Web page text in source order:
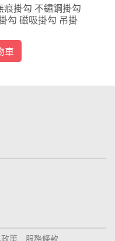
掛勾 不鏽鋼掛勾
勾 磁吸掛勾 吊掛
車
策 服務條款